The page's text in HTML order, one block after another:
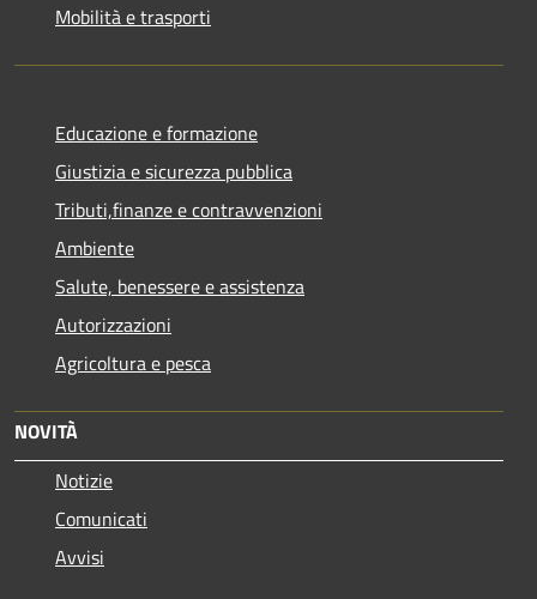
Mobilità e trasporti
Educazione e formazione
Giustizia e sicurezza pubblica
Tributi,finanze e contravvenzioni
Ambiente
Salute, benessere e assistenza
Autorizzazioni
Agricoltura e pesca
NOVITÀ
Notizie
Comunicati
Avvisi